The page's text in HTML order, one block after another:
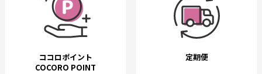
ココロポイント
COCORO POINT
定期便